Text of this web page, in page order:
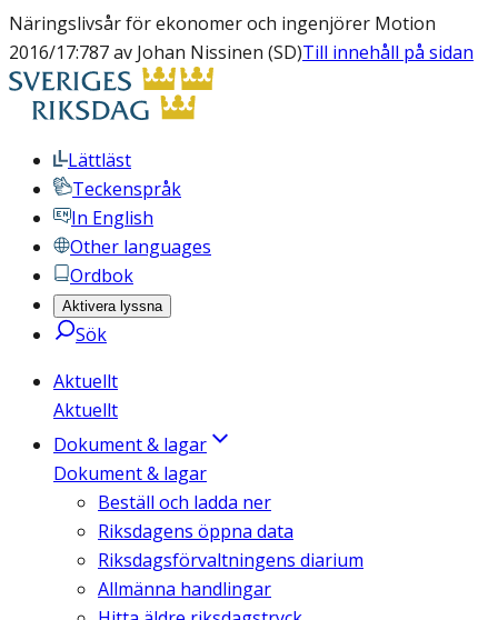
Näringslivsår för ekonomer och ingenjörer Motion
2016/17:787 av Johan Nissinen (SD)Till innehåll på sidan
Lättläst
Teckenspråk
In English
Other languages
Ordbok
Aktivera lyssna
Sök
Aktuellt
Aktuellt
Dokument & lagar
Dokument & lagar
Beställ och ladda ner
Riksdagens öppna data
Riksdagsförvaltningens diarium
Allmänna handlingar